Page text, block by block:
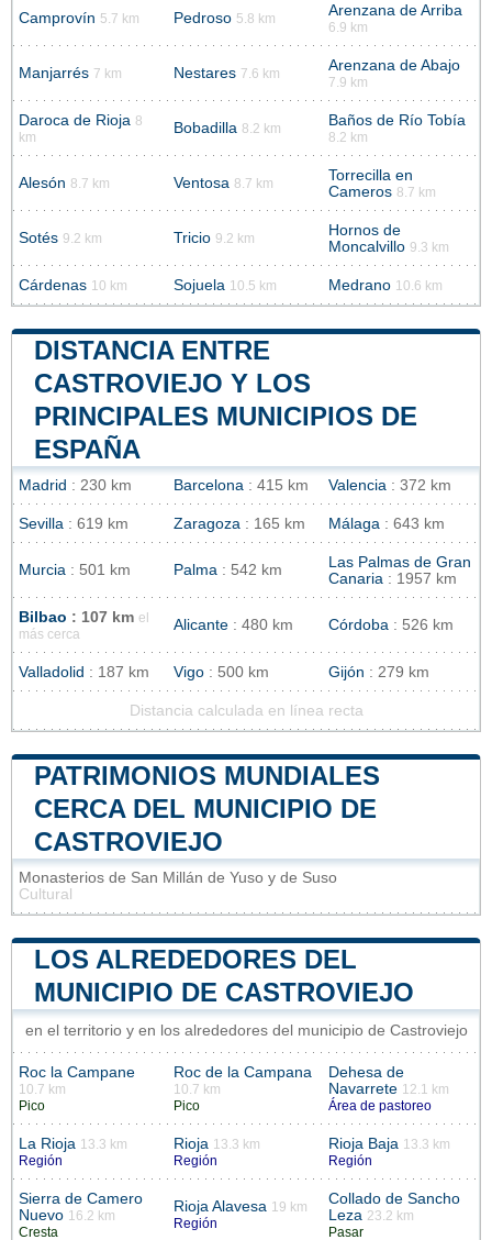
Camprovín 5.7 km Pedroso 5.8 km Arenzana de Arriba
6.9 km
Manjarrés 7 km Nestares 7.6 km Arenzana de Abajo
7.9 km
Daroca de Rioja 8
km
Bobadilla 8.2 km Baños de Río Tobía
8.2 km
Alesón 8.7 km Ventosa 8.7 km
Torrecilla en
Cameros 8.7 km
Sotés 9.2 km Tricio 9.2 km
Hornos de
Moncalvillo 9.3 km
Cárdenas 10 km Sojuela 10.5 km Medrano 10.6 km
DISTANCIA ENTRE
CASTROVIEJO Y LOS
PRINCIPALES MUNICIPIOS DE
ESPAÑA
Madrid : 230 km Barcelona : 415 km Valencia : 372 km
Sevilla : 619 km Zaragoza : 165 km Málaga : 643 km
Murcia : 501 km Palma : 542 km
Las Palmas de Gran
Canaria : 1957 km
Bilbao : 107 km el
más cerca
Alicante : 480 km Córdoba : 526 km
Valladolid : 187 km Vigo : 500 km Gijón : 279 km
Distancia calculada en línea recta
PATRIMONIOS MUNDIALES
CERCA DEL MUNICIPIO DE
CASTROVIEJO
Monasterios de San Millán de Yuso y de Suso
Cultural
LOS ALREDEDORES DEL
MUNICIPIO DE CASTROVIEJO
en el territorio y en los alrededores del municipio de Castroviejo
Roc la Campane
10.7 km
Pico
Roc de la Campana
10.7 km
Pico
Dehesa de
Navarrete 12.1 km
Área de pastoreo
La Rioja 13.3 km
Región
Rioja 13.3 km
Región
Rioja Baja 13.3 km
Región
Sierra de Camero
Nuevo 16.2 km
Cresta
Rioja Alavesa 19 km
Región
Collado de Sancho
Leza 23.2 km
Pasar